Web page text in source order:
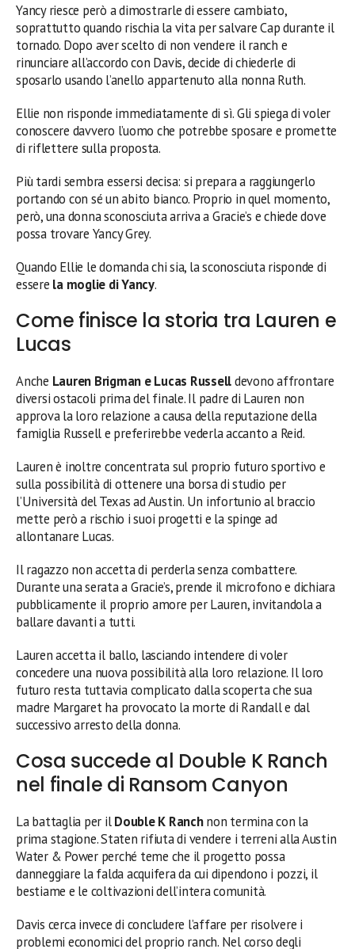
Yancy riesce però a dimostrarle di essere cambiato,
soprattutto quando rischia la vita per salvare Cap durante il
tornado. Dopo aver scelto di non vendere il ranch e
rinunciare all’accordo con Davis, decide di chiederle di
sposarlo usando l’anello appartenuto alla nonna Ruth.
Ellie non risponde immediatamente di sì. Gli spiega di voler
conoscere davvero l’uomo che potrebbe sposare e promette
di riflettere sulla proposta.
Più tardi sembra essersi decisa: si prepara a raggiungerlo
portando con sé un abito bianco. Proprio in quel momento,
però, una donna sconosciuta arriva a Gracie’s e chiede dove
possa trovare Yancy Grey.
Quando Ellie le domanda chi sia, la sconosciuta risponde di
essere la moglie di Yancy.
Come finisce la storia tra Lauren e
Lucas
Anche Lauren Brigman e Lucas Russelldevono affrontare
diversi ostacoli prima del finale. Il padre di Lauren non
approva la loro relazione a causa della reputazione della
famiglia Russell e preferirebbe vederla accanto a Reid.
Lauren è inoltre concentrata sul proprio futuro sportivo e
sulla possibilità di ottenere una borsa di studio per
l’Università del Texas ad Austin. Un infortunio al braccio
mette però a rischio i suoi progetti e la spinge ad
allontanare Lucas.
Il ragazzo non accetta di perderla senza combattere.
Durante una serata a Gracie’s, prende il microfono e dichiara
pubblicamente il proprio amore per Lauren, invitandola a
ballare davanti a tutti.
Lauren accetta il ballo, lasciando intendere di voler
concedere una nuova possibilità alla loro relazione. Il loro
futuro resta tuttavia complicato dalla scoperta che sua
madre Margaret ha provocato la morte di Randall e dal
successivo arresto della donna.
Cosa succede al Double K Ranch
nel finale di Ransom Canyon
La battaglia per ilDouble K Ranchnon termina con la
prima stagione. Staten rifiuta di vendere i terreni alla Austin
Water & Power perché teme che il progetto possa
danneggiare la falda acquifera da cui dipendono i pozzi, il
bestiame e le coltivazioni dell’intera comunità.
Davis cerca invece di concludere l’affare per risolvere i
problemi economici del proprio ranch. Nel corso degli